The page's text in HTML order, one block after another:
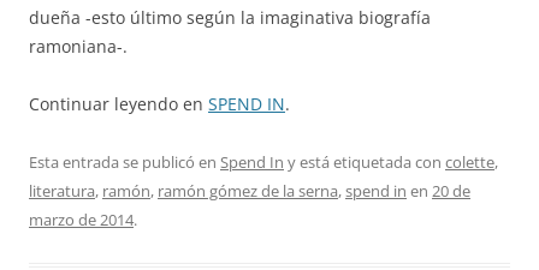
dueña -esto último según la imaginativa biografía
ramoniana-.
Continuar leyendo en SPEND IN.
Esta entrada se publicó en Spend In y está etiquetada con colette,
literatura, ramón, ramón gómez de la serna,spend in en 20 de
marzo de 2014.